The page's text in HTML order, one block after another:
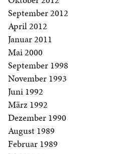
September 2012
April 2012
Januar 2011
Mai 2000
September 1998
November 1993
Juni 1992
März 1992
Dezember 1990
August 1989
Februar 1989